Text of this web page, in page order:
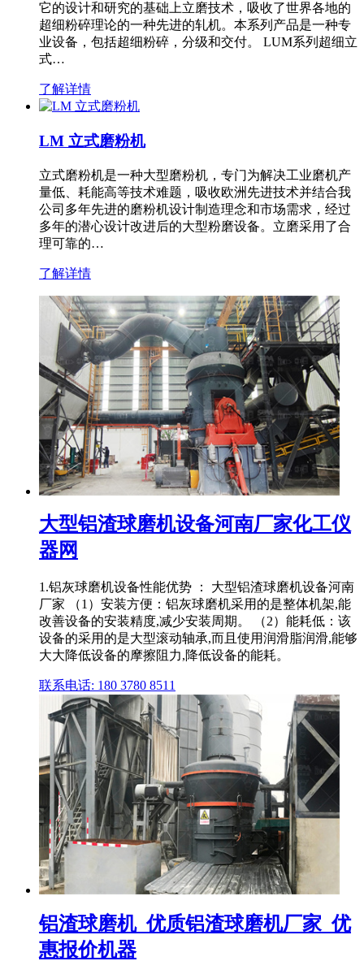
它的设计和研究的基础上立磨技术，吸收了世界各地的
超细粉碎理论的一种先进的轧机。本系列产品是一种专
业设备，包括超细粉碎，分级和交付。 LUM系列超细立
式…
了解详情
LM 立式磨粉机
立式磨粉机是一种大型磨粉机，专门为解决工业磨机产
量低、耗能高等技术难题，吸收欧洲先进技术并结合我
公司多年先进的磨粉机设计制造理念和市场需求，经过
多年的潜心设计改进后的大型粉磨设备。立磨采用了合
理可靠的…
了解详情
大型铝渣球磨机设备河南厂家化工仪
器网
1.铝灰球磨机设备性能优势 ： 大型铝渣球磨机设备河南
厂家 （1）安装方便：铝灰球磨机采用的是整体机架,能
改善设备的安装精度,减少安装周期。 （2）能耗低：该
设备的采用的是大型滚动轴承,而且使用润滑脂润滑,能够
大大降低设备的摩擦阻力,降低设备的能耗。
联系电话: 180 3780 8511
铝渣球磨机_优质铝渣球磨机厂家_优
惠报价机器